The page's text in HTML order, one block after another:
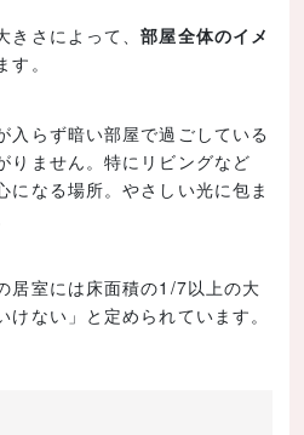
きさによって、部屋全体のイメ
。
入らず暗い部屋で過ごしている
りません。特にリビングなど
になる場所。やさしい光に包ま
居室には床面積の1/7以上の大
ない」と定められています。